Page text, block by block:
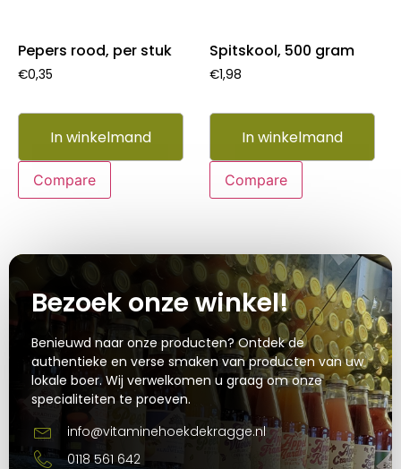
Pepers rood, per stuk
€0,35
In winkelmand
Compare
Spitskool, 500 gram
€1,98
In winkelmand
Compare
Bezoek onze winkel!
Benieuwd naar onze producten? Ontdek de
authentieke en verse smaken van producten van uw
lokale boer. Wij verwelkomen u graag om onze
specialiteiten te proeven.
info@vitaminehoekdekragge.nl
0118 561 642